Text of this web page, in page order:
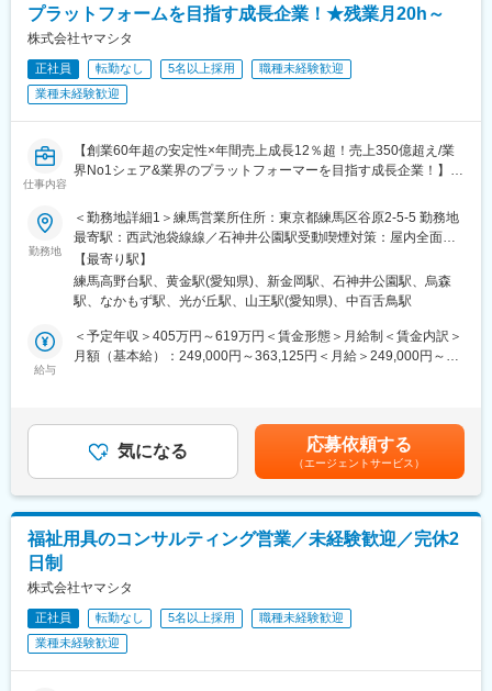
を中核にしたマネジメント
◇イノベーティブな企画・取り組みなどを通してブランディング
の強化
※創立間もないため、中途入社の方が多いです。
■ポジションについて：
の職種や役割として勤務をいただく場合があります。（※賃金条件
に変わりはございません）身体介助・入浴介助・排泄介助・食事
■ご担当の可能性がある施設：
老人ホーム、障がい・認知症グループホーム、通所介護、生活介
護、就労継続B、放課後等ディ、訪問看護・介護等
ビオネストグループは、大阪、兵庫を中心に全国で介護事業・医
療事業・障がい福祉事業などを幅広く手がけております。
に提供することをビジョンに掲げています。 ここ数年で飛躍的に
事業所数が増え、スピード感を持って大きく成長していることを
実感できます。 成長過程にあるからこそ、「会社のこれから」を
自分たちで創っていけるやりがいが感じられる環境です。
す。
プラットフォームを目指す成長企業！★残業月20h～
株式会社ヤマシタ
正社員 転勤なし 5名以上採用
職種未経験歓迎
業種未経験歓迎
仕事内容
【創業60年超の安定性×年間売上成長12％超！売上350億超え/業
界No1シェア&業界のプラットフォーマーを目指す成長企業！】
事業のさらなる成長を目指し、新しいメンバーの募集を行いま
す。
■職務概要
・居宅介護支援事業者等に福祉用具のレンタル・販売の営業
・利用者に最適な用具を選定、納品、相談対応
・商材は、介護ベッド関連用具、車いす、歩行器、入浴関連用
品、生活関連用品など
・住宅改修（手すりの設置など）のプランニング
す。
介護用品のニーズは突発的に発生するため、ニーズ発生時にケア
マネジャーからお客様を紹介を頂く事が営業活動の最も重要なポ
の方が抱えるお困りごとに対して解決策を提案していきます。
※ケアマネジャーとは？
ケアプランの作成や、当社のようなサービス事業者との調整を行
う介護の専門家
■営業イメージ
9:00朝礼、ケアマネジャーへ業務報告や営業アポイントの取得
勤務地
＜勤務地詳細1＞練馬営業所住所：東京都練馬区谷原2-5-5 勤務地
最寄駅：西武池袋線線／石神井公園駅受動喫煙対策：屋内全面禁
煙＜勤務地詳細2＞名古屋中川営業所住所：愛知県名古屋市中川区
舟戸町6-23 受動喫煙対策：屋内全面禁煙＜勤務地詳細3＞堺営業
所住所：大阪府堺市北区金岡町3001番地３ 受動喫煙対策：屋内全
【最寄り駅】
練馬高野台駅、黄金駅(愛知県)、新金岡駅、石神井公園駅、烏森
駅、なかもず駅、光が丘駅、山王駅(愛知県)、中百舌鳥駅
給与
＜予定年収＞405万円～619万円＜賃金形態＞月給制＜賃金内訳＞
月額（基本給）：249,000円～363,125円＜月給＞249,000円～
万（月給36万＋賞与＋諸手当）・所長：入社5年目760万（月給44
万＋賞与＋諸手当）賃金はあくまでも目安の金額であり、選考を
通じて上下する可能性があります。月給(月額)は固定手当を含めた
表記です。
気になる 応募依頼する
（エージェントサービス）
福祉用具のコンサルティング営業／未経験歓迎／完休2
日制
株式会社ヤマシタ
正社員 転勤なし 5名以上採用
職種未経験歓迎
業種未経験歓迎